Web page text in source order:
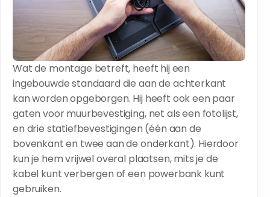
Wat de montage betreft, heeft hij een
ingebouwde standaard die aan de achterkant
kan worden opgeborgen. Hij heeft ook een paar
gaten voor muurbevestiging, net als een fotolijst,
en drie statiefbevestigingen (één aan de
bovenkant en twee aan de onderkant). Hierdoor
kun je hem vrijwel overal plaatsen, mits je de
kabel kunt verbergen of een powerbank kunt
gebruiken.